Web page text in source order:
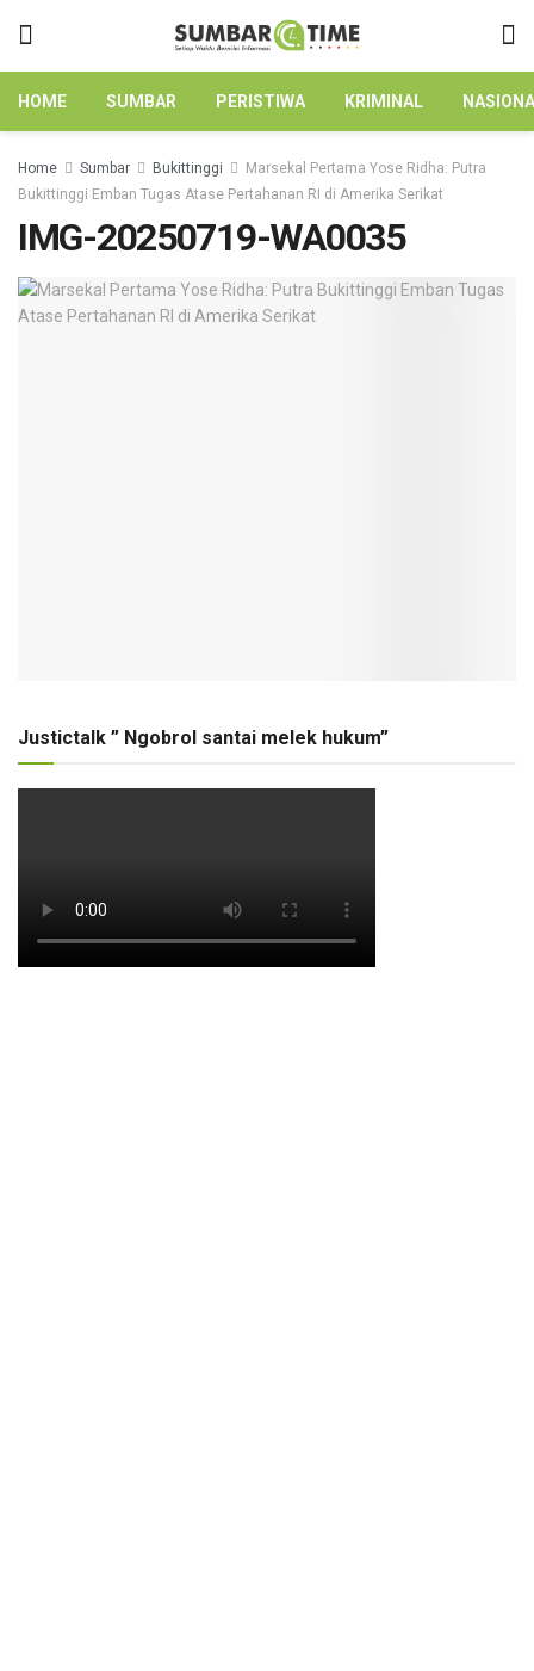
HOME SUMBAR PERISTIWA KRIMINAL
Home Sumbar Bukittinggi
Marsekal Pertama Yose Ridha: Putra
Bukittinggi Emban Tugas Atase Pertahanan RI di Amerika Serikat
IMG-20250719-WA0035
Justictalk ” Ngobrol santai melek hukum”